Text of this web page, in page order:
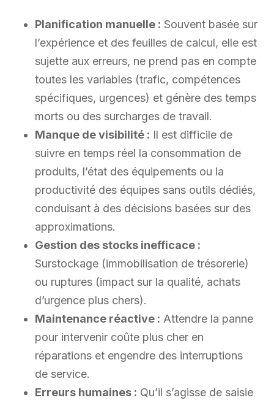
Planification manuelle : Souvent basée sur
l’expérience et des feuilles de calcul, elle est
sujette aux erreurs, ne prend pas en compte
toutes les variables (trafic, compétences
spécifiques, urgences) et génère des temps
morts ou des surcharges de travail.
Manque de visibilité : Il est difficile de
suivre en temps réel la consommation de
produits, l’état des équipements ou la
productivité des équipes sans outils dédiés,
conduisant à des décisions basées sur des
approximations.
Gestion des stocks inefficace :
Surstockage (immobilisation de trésorerie)
ou ruptures (impact sur la qualité, achats
d’urgence plus chers).
Maintenance réactive : Attendre la panne
pour intervenir coûte plus cher en
réparations et engendre des interruptions
de service.
Erreurs humaines : Qu’il s’agisse de saisie